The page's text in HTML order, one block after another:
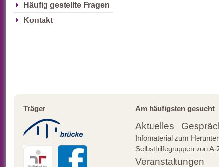
Häufig gestellte Fragen
Kontakt
Träger Am häufigsten gesucht
Aktuelles
Infomaterial zum
Selbsthilfegruppen von A-
Veranstaltungen